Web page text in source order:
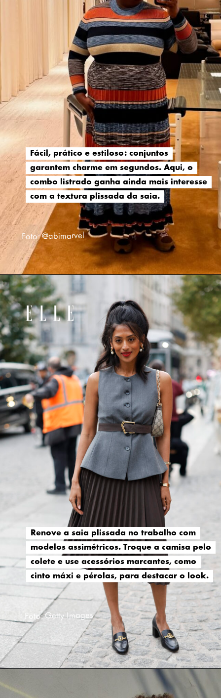
Fácil, prático e estiloso: conjuntos
garantem charme em segundos. Aqui, o
combo listrado ganha ainda mais interesse
com a textura plissada da saia.
Fácil, prático e estiloso: conjuntos
garantem charme em segundos. Aqui, o
combo listrado ganha ainda mais interesse
com a textura plissada da saia.
Foto: @abimarvel
Renove a saia plissada no trabalho com
modelos assimétricos. Troque a camisa pelo
colete e use acessórios marcantes, como
cinto máxi e pérolas, para destacar o look.
Renove a saia plissada no trabalho com
modelos assimétricos. Troque a camisa pelo
colete e use acessórios marcantes, como
cinto máxi e pérolas, para destacar o look.
Foto: Getty Images